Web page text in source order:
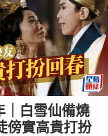
｜白雪仙備燒
傍實高貴打扮